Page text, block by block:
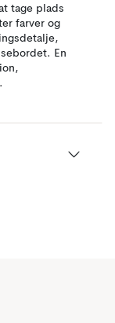
tage plads
farver og
En